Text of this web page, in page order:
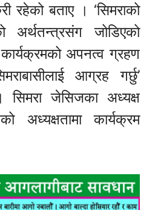
रहेको बताए । ‘सिमराको
अर्थतन्त्रसंग जोडिएको
अपनत्व ग्रहण
आग्रह गर्छु’
जेसिजका अध्यक्ष
अध्यक्षतामा कार्यक्रम